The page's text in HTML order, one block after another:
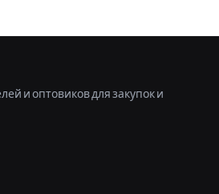
и оптовиков для закупок и